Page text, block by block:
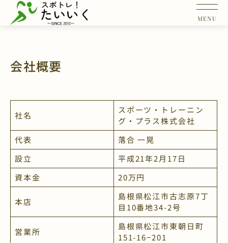
会社概要
社名
スポーツ・トレーニン
グ・プラス株式会社
代表
落合 一晃
設立
平成21年2月17日
資本金
20万円
本店
島根県松江市古志原7丁
目10番地34-2号
営業所
島根県松江市東朝日町
151-16−201